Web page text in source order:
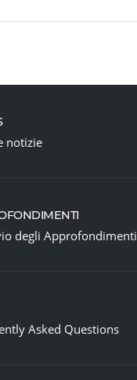
notizie
degli Approfondimenti
Asked Questions